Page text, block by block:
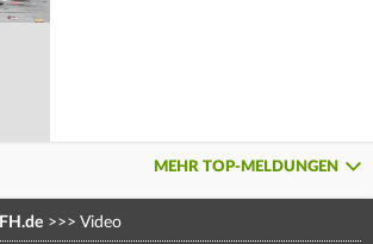
MEHR TOP-MELDUNGEN
>>> Video